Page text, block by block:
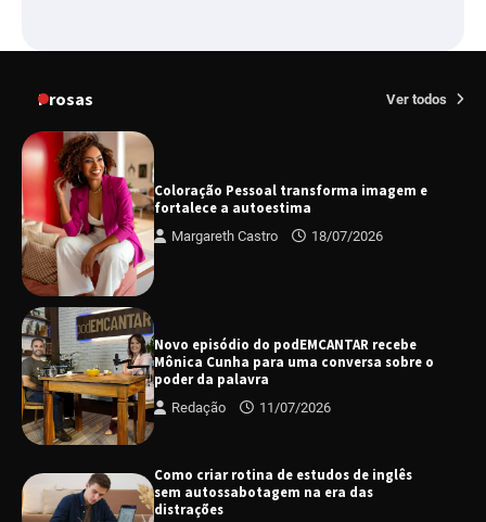
Prosas Ver todos
Coloração Pessoal transforma imagem e
fortalece a autoestima
Margareth Castro 18/07/2026
Novo episódio do podEMCANTAR recebe
Mônica Cunha para uma conversa sobre o
poder da palavra
Redação 11/07/2026
Como criar rotina de estudos de inglês
sem autossabotagem na era das
distrações